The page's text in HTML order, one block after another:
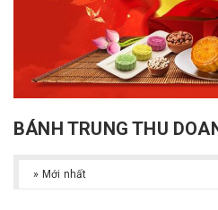
BÁNH TRUNG THU